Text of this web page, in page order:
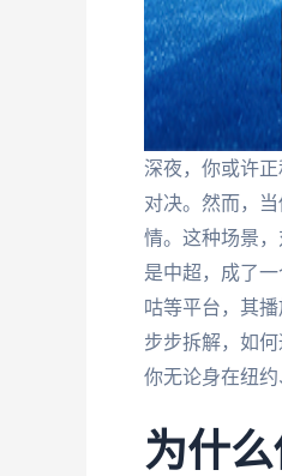
深夜，你或许
对决。然而，
情。这种场景
是中超，成了
咕等平台，其
步步拆解，如
你无论身在纽
为什